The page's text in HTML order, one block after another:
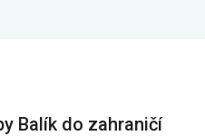
Balík do zahraničí